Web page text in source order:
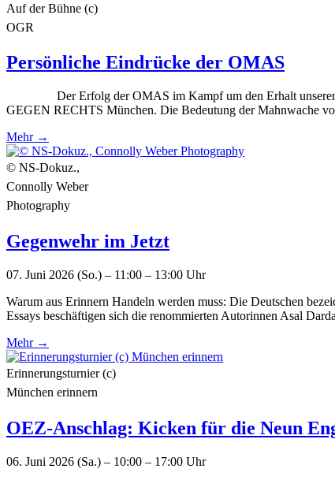
Auf der Bühne (c)
OGR
Persönliche Eindrücke der OMAS
Der Erfolg der OMAS im Kampf um den Erhalt unserer
GEGEN RECHTS München. Die Bedeutung der
Mehr →
© NS-Dokuz.,
Connolly Weber
Photography
Gegenwehr im Jetzt
07. Juni 2026 (So.) – 11:00 – 13:00 Uhr
Warum aus Erinnern Handeln werden muss: Die Deutschen
Essays beschäftigen sich die renommierten Autorinnen Asal
Mehr →
Erinnerungsturnier (c)
München erinnern
OEZ-Anschlag: Kicken für die Neun
06. Juni 2026 (Sa.) – 10:00 – 17:00 Uhr